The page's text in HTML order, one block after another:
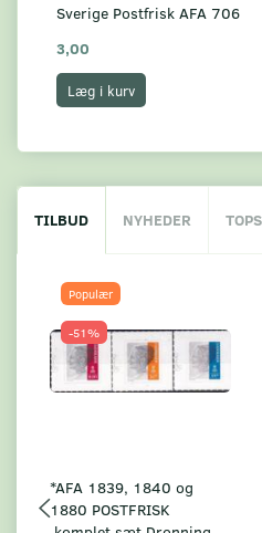
Sverige Postfrisk AFA 706
3,00
Læg i kurv
TILBUD NYHEDER
Populær
-51%
*AFA 1839, 1840 og
1880 POSTFRISK